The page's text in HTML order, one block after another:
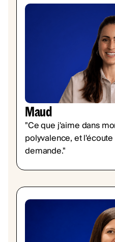
Maud
"Ce que j'aime dans
polyvalence, et
demande."